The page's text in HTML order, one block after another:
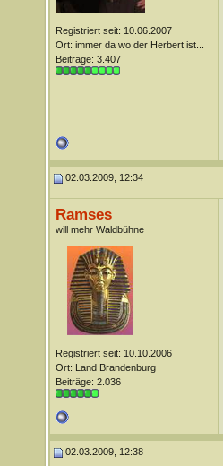
Registriert seit: 10.06.2007
Ort: immer da wo der Herbert ist...
Beiträge: 3.407
02.03.2009, 12:34
Ramses
will mehr Waldbühne
Registriert seit: 10.10.2006
Ort: Land Brandenburg
Beiträge: 2.036
02.03.2009, 12:38